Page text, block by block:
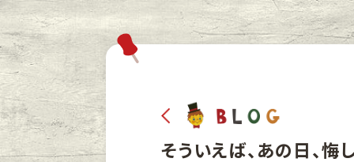
そういえば、あの日、悔